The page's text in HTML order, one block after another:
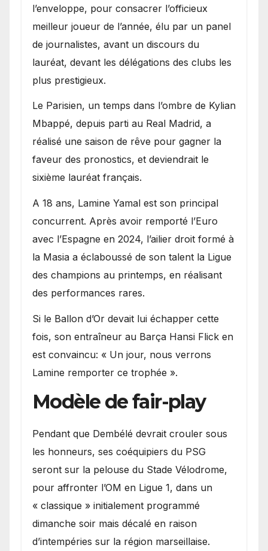
l’enveloppe, pour consacrer l’officieux
meilleur joueur de l’année, élu par un panel
de journalistes, avant un discours du
lauréat, devant les délégations des clubs les
plus prestigieux.
Le Parisien, un temps dans l’ombre de Kylian
Mbappé, depuis parti au Real Madrid, a
réalisé une saison de rêve pour gagner la
faveur des pronostics, et deviendrait le
sixième lauréat français.
A 18 ans, Lamine Yamal est son principal
concurrent. Après avoir remporté l’Euro
avec l’Espagne en 2024, l’ailier droit formé à
la Masia a éclaboussé de son talent la Ligue
des champions au printemps, en réalisant
des performances rares.
Si le Ballon d’Or devait lui échapper cette
fois, son entraîneur au Barça Hansi Flick en
est convaincu: « Un jour, nous verrons
Lamine remporter ce trophée ».
Modèle de fair-play
Pendant que Dembélé devrait crouler sous
les honneurs, ses coéquipiers du PSG
seront sur la pelouse du Stade Vélodrome,
pour affronter l’OM en Ligue 1, dans un
« classique » initialement programmé
dimanche soir mais décalé en raison
d’intempéries sur la région marseillaise.